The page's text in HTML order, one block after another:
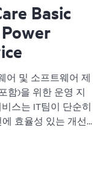
Basic
어 및 소프트웨어 제
함)을 위한 운영 지
비스는 IT팀이 단순히
효율성 있는 개선